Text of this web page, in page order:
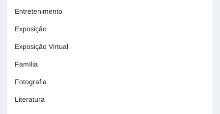
Entretenimento
Exposição
Exposição Virtual
Família
Fotografia
Literatura